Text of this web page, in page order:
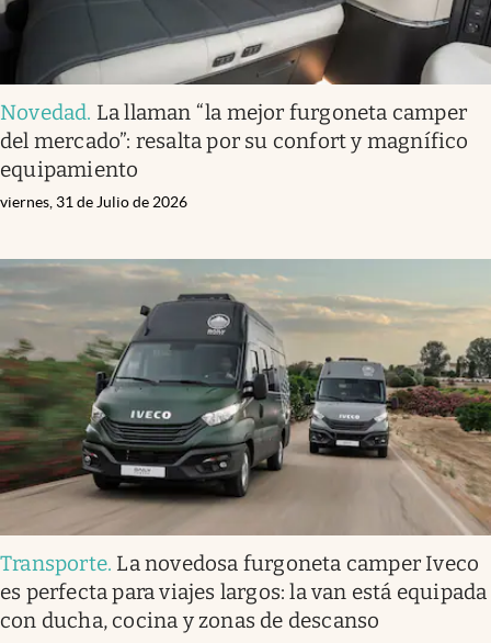
Novedad. La llaman “la mejor furgoneta camper
del mercado”: resalta por su confort y magnífico
equipamiento
viernes, 31 de Julio de 2026
Transporte. La novedosa furgoneta camper Iveco
es perfecta para viajes largos: la van está equipada
con ducha, cocina y zonas de descanso